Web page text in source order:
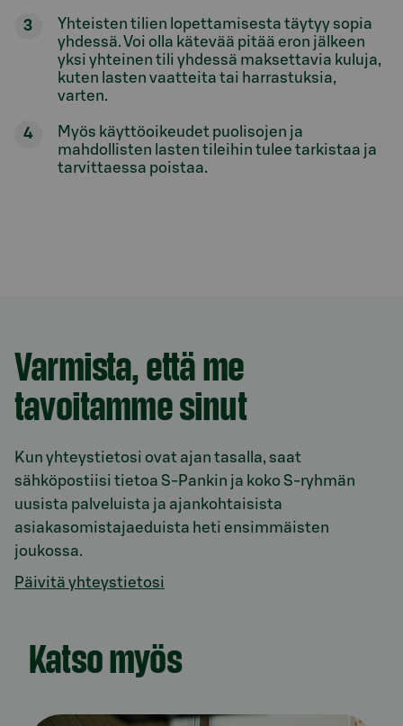
Yhteisten tilien lopettamisesta täytyy sopia
yhdessä. Voi olla kätevää pitää eron jälkeen
yksi yhteinen tili yhdessä maksettavia kuluja,
kuten lasten vaatteita tai harrastuksia,
varten.
Myös käyttöoikeudet puolisojen ja
mahdollisten lasten tileihin tulee tarkistaa ja
tarvittaessa poistaa.
Varmista, että me
tavoitamme sinut
Kun yhteystietosi ovat ajan tasalla, saat
sähköpostiisi tietoa S-Pankin ja koko S-ryhmän
uusista palveluista ja ajankohtaisista
asiakasomistajaeduista heti ensimmäisten
joukossa.
Päivitä yhteystietosi
Katso myös